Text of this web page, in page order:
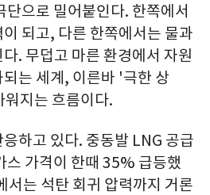
단으로 밀어붙인다. 한쪽에서
되고, 다른 한쪽에서는 물과
. 무덥고 마른 환경에서 자원
는 세계, 이른바 '극한 상
지는 흐름이다.
하고 있다. 중동발 LNG 공급
스 가격이 한때 35% 급등했
서는 석탄 회귀 압력까지 거론